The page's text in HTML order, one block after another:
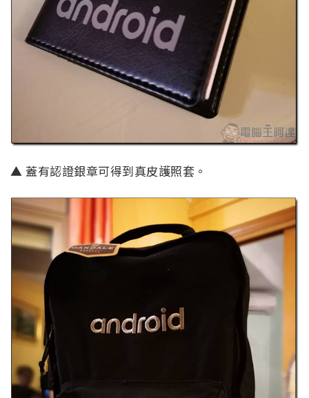
▲ 蓋有認證銀章可得到真皮護照套。